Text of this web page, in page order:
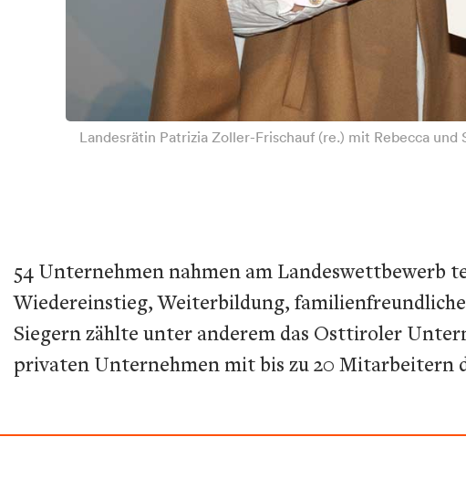
Landesrätin Patrizia Zoller-Frischauf (re.) mit Rebecca
54 Unternehmen nahmen am Landeswettbewerb
Wiedereinstieg, Weiterbildung,
Siegern zählte unter anderem das Osttiroler
privaten Unternehmen mit bis zu 20 Mitarbeitern